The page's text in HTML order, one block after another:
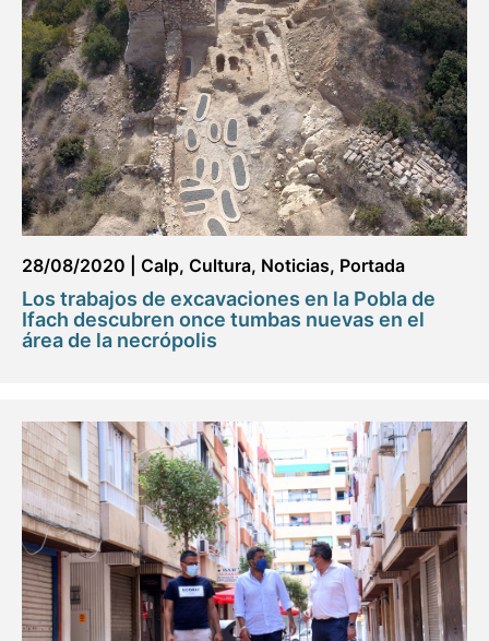
28/08/2020 Calp, Cultura, Noticias, Portada
Los trabajos de excavaciones en la Pobla de
Ifach descubren once tumbas nuevas en el
área de la necrópolis